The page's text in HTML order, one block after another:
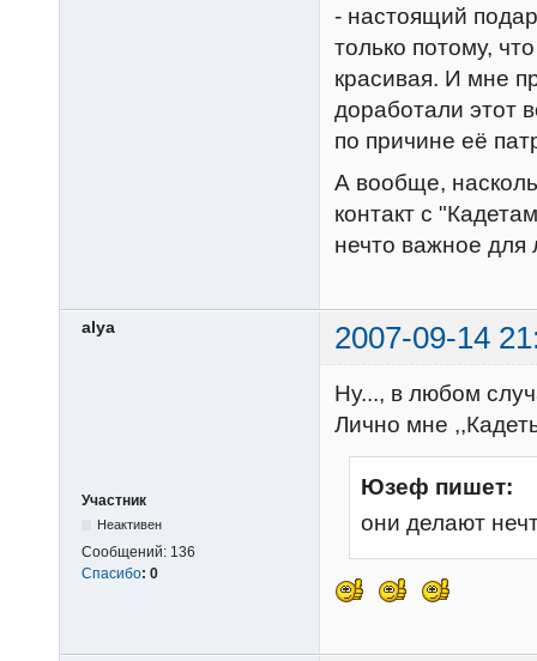
- настоящий
только потому,
красивая. И мне
доработали этот
по причине её
А вообще,
контакт с
нечто важное
alya 2007-09-14
Участник
Неактивен
Сообщений: 136
Спасибо: 0
Ну..., в любом
Лично мне
Юзеф пишет:
они делают